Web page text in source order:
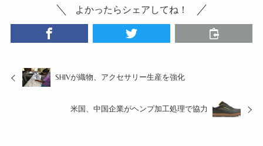
よかったらシェアしてね！
SHIVが織物、アクセサリー生産を強化
米国、中国企業がヘンプ加工処理で協力